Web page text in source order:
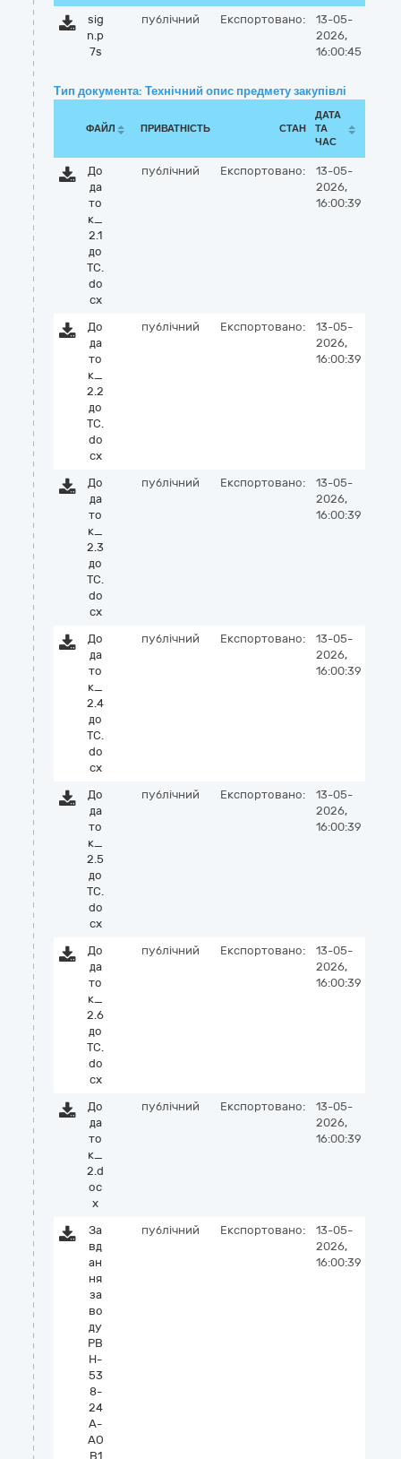
sig
n.p
7s
публічний Експортовано:
13-05-
2026,
16:00:45
Тип документа: Технічний опис предмету закупівлі
ФАЙЛ ПРИВАТНІСТЬ СТАН
ДАТА
ТА
ЧАС
До
да
то
к_
2.1
до
ТС.
do
cx
публічний Експортовано:
13-05-
2026,
16:00:39
До
да
то
к_
2.2
до
ТС.
do
cx
публічний Експортовано:
13-05-
2026,
16:00:39
До
да
то
к_
2.3
до
ТС.
do
cx
публічний Експортовано:
13-05-
2026,
16:00:39
До
да
то
к_
2.4
до
ТС.
do
cx
публічний Експортовано:
13-05-
2026,
16:00:39
До
да
то
к_
2.5
до
ТС.
do
cx
публічний Експортовано:
13-05-
2026,
16:00:39
До
да
то
к_
2.6
до
ТС.
do
cx
публічний Експортовано:
13-05-
2026,
16:00:39
До
да
то
к_
2.d
oc
x
публічний Експортовано:
13-05-
2026,
16:00:39
За
вд
ан
ня
за
во
ду
РВ
Н-
53
8-
24
А-
АО
В1
публічний Експортовано:
13-05-
2026,
16:00:39